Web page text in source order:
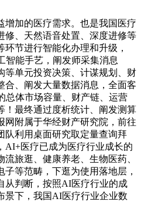
加的医疗需求。也是我国医疗
修、天然语音处置、深度进修等
节进行智能化办理和升级，
智能手艺，阐发师采集消息
等单元投资决策、计谋规划、财
合、阐发大量数据消息，全面客
总体市场容量、财产链、运营
！最终通过度析统计、阐发测算
网附属于华经财产研究院，前往
队利用桌面研究取定量查询拜
AI+医疗已成为医疗行业成长的
旅逛、健康养老、生物医药、
等范畴，下逛为使用落地层，
从判断，按照AI医疗行业的成
景下，我国AI医疗行业企业数